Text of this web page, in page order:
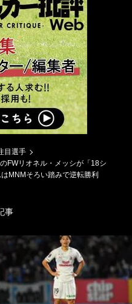
目選手
FWリオネル・メッシが「18シ
MNMそろい踏みで逆転勝利
事